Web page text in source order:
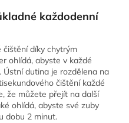
každodenní
čištění díky chytrým
ohlídá, abyste v každé
dutina je rozdělena na
čištění každé
že můžete přejít na další
ohlídá, abyste své zuby
dobu 2 minut.